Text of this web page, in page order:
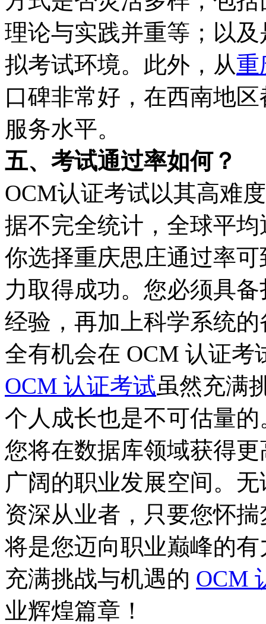
理论与实践并重等；以
拟考试环境。此外，从重
口碑非常好，在西南地
服务水平。
五、考试通过率如何？
OCM认证考试以其高难
据不完全统计，全球平
你选择重庆思庄通过率
力取得成功。您必须具
经验，再加上科学系统
全有机会在 OCM 认证考
OCM 认证考试虽然充满
个人成长也是不可估量
您将在数据库领域获得
广阔的职业发展空间。
资深从业者，只要您怀
将是您迈向职业巅峰的
充满挑战与机遇的 OCM
业辉煌篇章！